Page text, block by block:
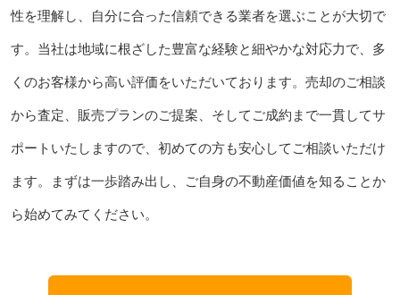
性を理解し、自分に合った信頼できる業者を選ぶことが大切で
す。当社は地域に根ざした豊富な経験と細やかな対応力で、多
くのお客様から高い評価をいただいております。売却のご相談
から査定、販売プランのご提案、そしてご成約まで一貫してサ
ポートいたしますので、初めての方も安心してご相談いただけ
ます。まずは一歩踏み出し、ご自身の不動産価値を知ることか
ら始めてみてください。